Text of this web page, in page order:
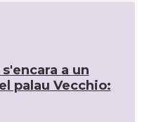
a un
palau Vecchio: